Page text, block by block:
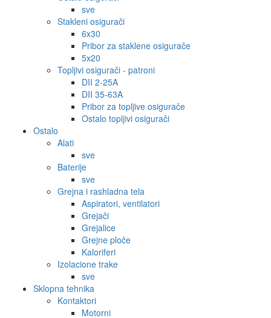
sve
Stakleni osigurači
6x30
Pribor za staklene osigurače
5x20
Topljivi osigurači - patroni
DII 2-25A
DII 35-63A
Pribor za topljive osigurače
Ostalo topljivi osigurači
Ostalo
Alati
sve
Baterije
sve
Grejna i rashladna tela
Aspiratori, ventilatori
Grejači
Grejalice
Grejne ploče
Kaloriferi
Izolacione trake
sve
Sklopna tehnika
Kontaktori
Motorni